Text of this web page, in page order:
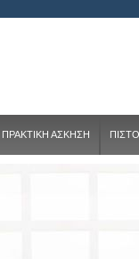
ΠΡΑΚΤΙΚΗ ΑΣΚΗΣΗ